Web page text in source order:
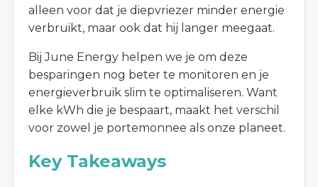
alleen voor dat je diepvriezer minder energie
verbruikt, maar ook dat hij langer meegaat.
Bij June Energy helpen we je om deze
besparingen nog beter te monitoren en je
energieverbruik slim te optimaliseren. Want
elke kWh die je bespaart, maakt het verschil
voor zowel je portemonnee als onze planeet.
Key Takeaways